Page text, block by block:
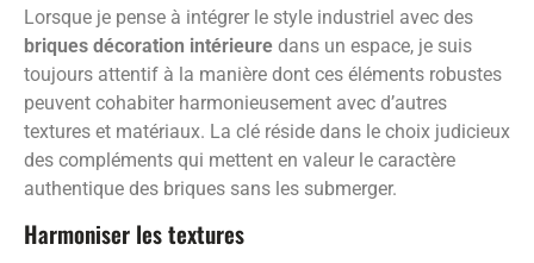
Lorsque je pense à intégrer le style industriel avec des
briques décoration intérieure dans un espace, je suis
toujours attentif à la manière dont ces éléments robustes
peuvent cohabiter harmonieusement avec d’autres
textures et matériaux. La clé réside dans le choix judicieux
des compléments qui mettent en valeur le caractère
authentique des briques sans les submerger.
Harmoniser les textures